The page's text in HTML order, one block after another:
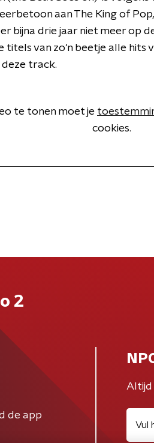
aan The King of
bijna drie jaar niet meer op
titels van zo'n beetje alle hits
track.
te tonen moet je
cookies.
2
de app
Altijd